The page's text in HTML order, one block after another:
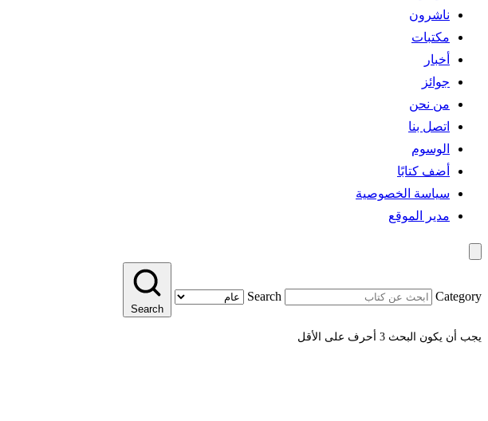
ناشرون
مكتبات
أخبار
جوائز
من نحن
اتصل بنا
الوسوم
أضف كتابًا
سياسة الخصوصية
مدير الموقع
Search Category
Search
يجب أن يكون البحث 3 أحرف على الأقل